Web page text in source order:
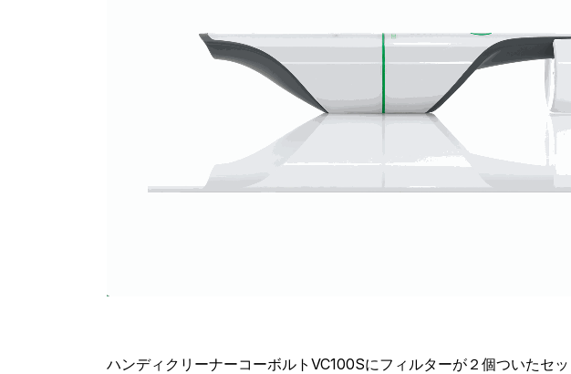
ハンディクリーナーコーボルトVC100Sにフィルターが２個ついたセッ